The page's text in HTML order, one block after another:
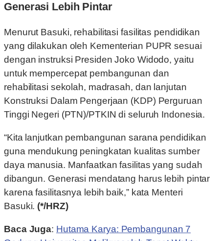
Generasi Lebih Pintar
Menurut Basuki, rehabilitasi fasilitas pendidikan
yang dilakukan oleh Kementerian PUPR sesuai
dengan instruksi Presiden Joko Widodo, yaitu
untuk mempercepat pembangunan dan
rehabilitasi sekolah, madrasah, dan lanjutan
Konstruksi Dalam Pengerjaan (KDP) Perguruan
Tinggi Negeri (PTN)/PTKIN di seluruh Indonesia.
“Kita lanjutkan pembangunan sarana pendidikan
guna mendukung peningkatan kualitas sumber
daya manusia. Manfaatkan fasilitas yang sudah
dibangun. Generasi mendatang harus lebih pintar
karena fasilitasnya lebih baik,” kata Menteri
Basuki. (*/HRZ)
Baca Juga: Hutama Karya: Pembangunan 7